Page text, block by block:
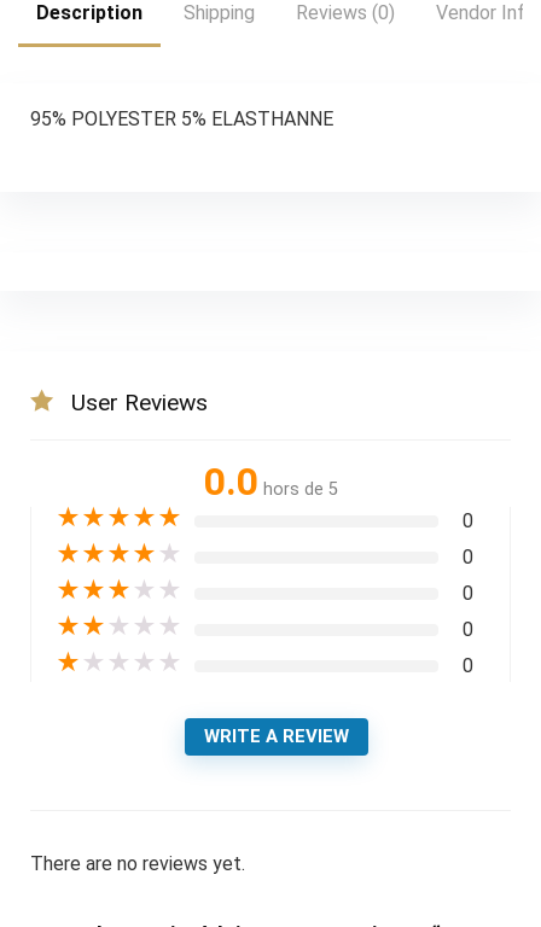
Description Shipping Reviews (0) Vendor Info
95% POLYESTER 5% ELASTHANNE
User Reviews
0.0 hors de 5
★★★★★ 0
★★★★ ★ 0
★★★ ★ ★ 0
★★ ★ ★ ★ 0
★ ★ ★ ★ ★ 0
WRITE A REVIEW
There are no reviews yet.